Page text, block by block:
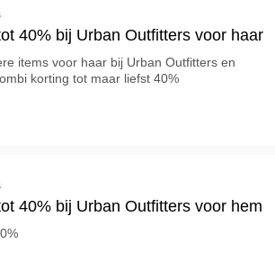
40% bij Urban Outfitters voor haar
items voor haar bij Urban Outfitters en
korting tot maar liefst 40%
40% bij Urban Outfitters voor hem